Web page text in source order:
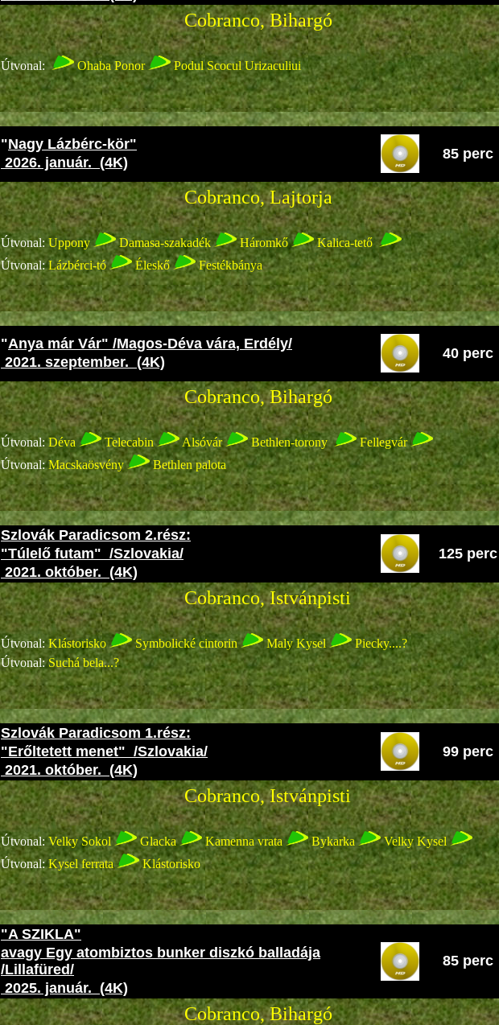
Cobranco, Bihargó
Útvonal: Ohaba Ponor Podul Scocul Urizaculiui
"Nagy Lázbérc-kör"
2026. január. (4K)
85 perc
Cobranco, Lajtorja
Útvonal: Uppony Damasa-szakadék Háromkő
Kalica-tető
Útvonal:Lázbérci-tó Éleskő Festékbánya
"Anya már Vár" /Magos-Déva vára, Erdély/
2021. szeptember. (4K)
40 perc
Cobranco, Bihargó
Útvonal: Déva Telecabin Alsóvár Bethlen-torony
Fellegvár
Útvonal:Macskaösvény Bethlen palota
Szlovák Paradicsom 2.rész:
"Túlelő futam" /Szlovakia/
2021. október. (4K)
125 perc
Cobranco, Istvánpisti
Útvonal: Klástorisko Symbolické cintorin Maly Kysel
Piecky....?
Útvonal:Suchá bela...?
Szlovák Paradicsom 1.rész:
"Erőltetett menet" /Szlovakia/
2021. október. (4K)
99 perc
Cobranco, Istvánpisti
Útvonal: Velky Sokol Glacka Kamenna vrata Bykarka
Velky Kysel
Útvonal:Kysel ferrata Klástorisko
"A SZIKLA"
avagy Egy atombiztos bunker diszkó balladája
/Lillafüred/
2025. január. (4K)
85 perc
Cobranco, Bihargó